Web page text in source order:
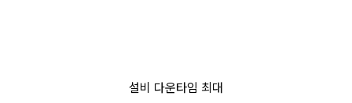
설비 다운타임 최대